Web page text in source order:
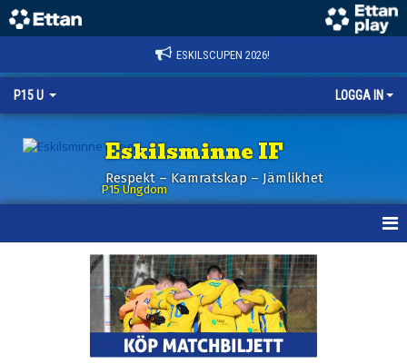
ESKILSCUPEN 2026!
P15 U LOGGA IN
Eskilsminne IF
Respekt – Kamratskap – Jämlikhet
P15 Ungdom